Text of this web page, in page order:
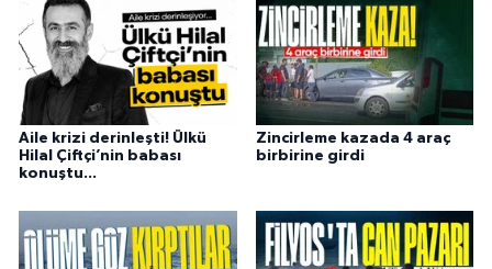
Aile krizi derinleşti! Ülkü
Hilal Çiftçi’nin babası
konuştu...
Zincirleme kazada 4 araç
birbirine girdi